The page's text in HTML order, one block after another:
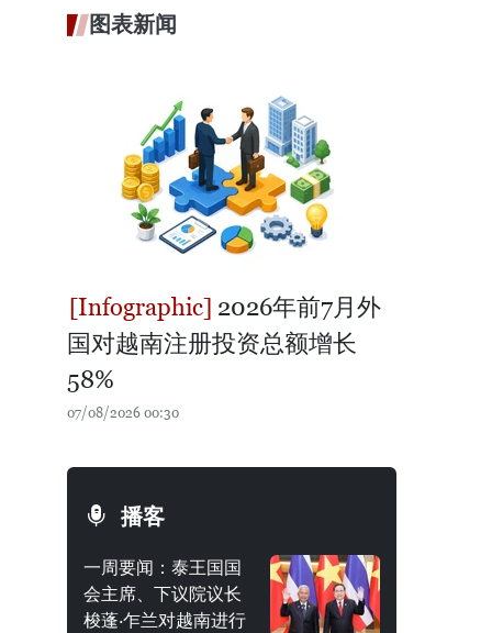
图表新闻
2026年前7月外
国对越南注册投资总额增长
58%
07/08/2026 00:30
播客
一周要闻：泰王国国
会主席、下议院议长
梭蓬·乍兰对越南进行